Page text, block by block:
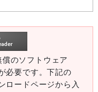
のソフトウェア
必要です。下記の
ロードページから入